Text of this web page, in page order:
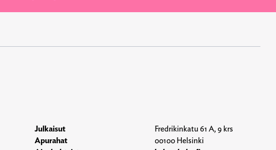
Julkaisut
Apurahat
Fredrikinkatu 61 A, 9 krs
00100 Helsinki